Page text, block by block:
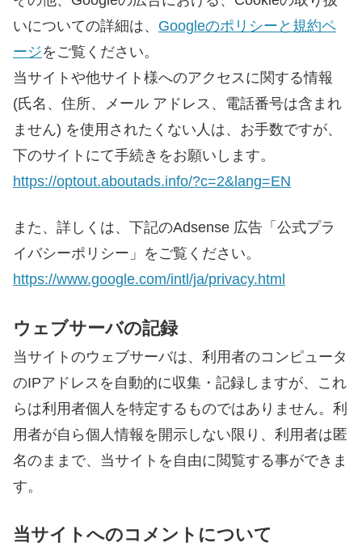
いについての詳細は、 Googleのポリシーと規約ペ
ージをご覧ください。
当サイトや他サイト様へのアクセスに関する情報
(氏名、住所、メール アドレス、電話番号は含まれ
ません) を使用されたくない人は、お手数ですが、
下のサイトにて手続きをお願いします。
https://optout.aboutads.info/?c=2&lang=EN
また、詳しくは、下記のAdsense 広告「公式プラ
イバシーポリシー」をご覧ください。
https://www.google.com/intl/ja/privacy.html
ウェブサーバの記録
当サイトのウェブサーバは、利用者のコンピュータ
のIPアドレスを自動的に収集・記録しますが、これ
らは利用者個人を特定するものではありません。利
用者が自ら個人情報を開示しない限り、利用者は匿
名のままで、当サイトを自由に閲覧する事ができま
す。
当サイトへのコメントについて